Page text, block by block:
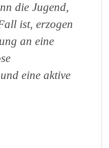
die Jugend,
ist, erzogen
an eine
eine aktive